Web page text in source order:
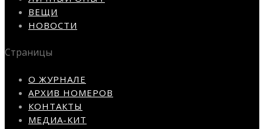
ВЕЩИ
НОВОСТИ
Страницы
О ЖУРНАЛЕ
АРХИВ НОМЕРОВ
КОНТАКТЫ
МЕДИА-КИТ